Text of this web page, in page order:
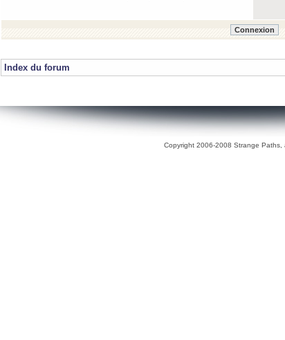
Index du forum
Copyright 2006-2008 Strange Paths,